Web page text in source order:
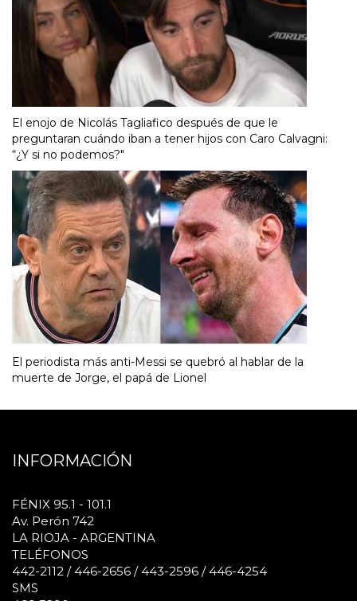
El enojo de Nicolás Tagliafico después de que le
preguntaran cuándo iban a tener hijos con Caro Calvagni:
“¿Y si no podemos?"
El periodista más anti-Messi se quebró al hablar de la
muerte de Jorge, el papá de Lionel
INFORMACIÓN
FÉNIX 95.1 - 101.1
Av. Perón 742
LA RIOJA - ARGENTINA
TELÉFONOS
442-2112 / 446-2656 / 443-2596 / 446-4254
SMS